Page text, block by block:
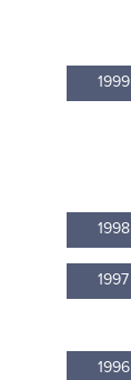
1999
1998
1997
1996